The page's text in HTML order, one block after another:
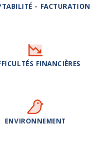
- FACTURATION
FINANCIÈRES
ENVIRONNEMENT